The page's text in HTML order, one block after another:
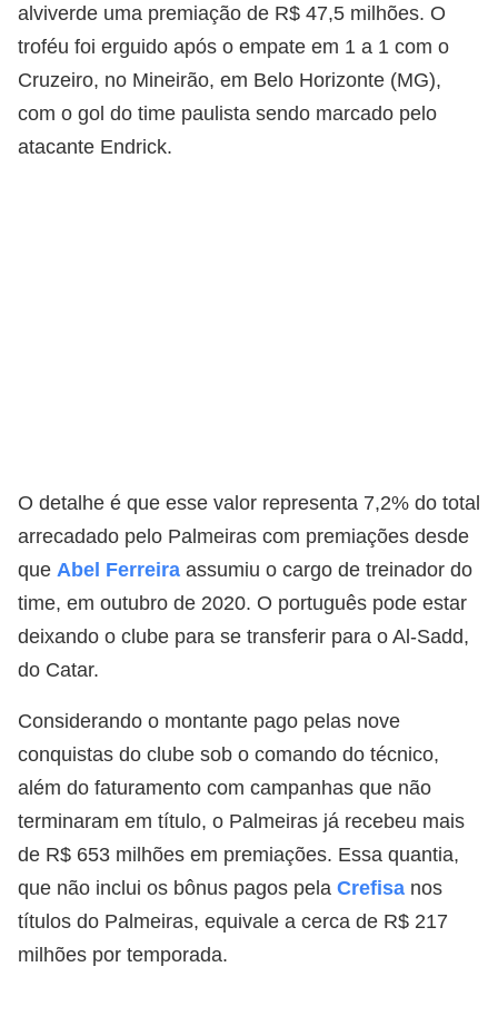
alviverde uma premiação de R$ 47,5 milhões. O
troféu foi erguido após o empate em 1 a 1 com o
Cruzeiro, no Mineirão, em Belo Horizonte (MG),
com o gol do time paulista sendo marcado pelo
atacante Endrick.
O detalhe é que esse valor representa 7,2% do total
arrecadado pelo Palmeiras com premiações desde
que Abel Ferreira assumiu o cargo de treinador do
time, em outubro de 2020. O português pode estar
deixando o clube para se transferir para o Al-Sadd,
do Catar.
Considerando o montante pago pelas nove
conquistas do clube sob o comando do técnico,
além do faturamento com campanhas que não
terminaram em título, o Palmeiras já recebeu mais
de R$ 653 milhões em premiações. Essa quantia,
que não inclui os bônus pagos pela Crefisa nos
títulos do Palmeiras, equivale a cerca de R$ 217
milhões por temporada.